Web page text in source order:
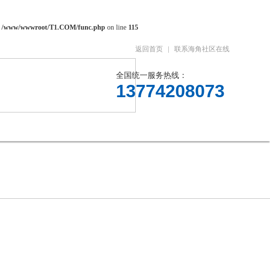
/www/wwwroot/T1.COM/func.php on line 115
返回首页 联系海角社区在线
全国统一服务热线：
13774208073